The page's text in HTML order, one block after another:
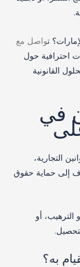
تواصل مع
احترافية حول
القانونية
في
التجارية،
إلى حماية حقوق
الترهيب، أو
به؟